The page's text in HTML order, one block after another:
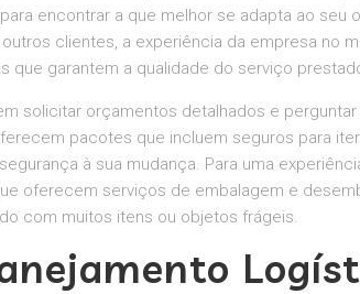
encontrar a que melhor se adapta ao seu
clientes, a experiência da empresa no
que garantem a qualidade do serviço
solicitar orçamentos detalhados e
pacotes que incluem seguros para
à sua mudança. Para uma
oferecem serviços de embalagem e
com muitos itens ou objetos frágeis.